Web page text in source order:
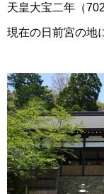
天皇大宝二年（
現在の日前宮の地